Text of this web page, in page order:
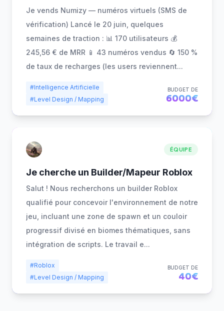
Je vends Numizy — numéros virtuels (SMS de
vérification) Lancé le 20 juin, quelques
semaines de traction : 📊 170 utilisateurs 💰
245,56 € de MRR 📱 43 numéros vendus 🔄 150 %
de taux de recharges (les users reviennent...
#Intelligence Artificielle
#Level Design / Mapping
BUDGET DE
6000€
ÉQUIPE
Je cherche un Builder/Mapeur Roblox
Salut ! Nous recherchons un builder Roblox
qualifié pour concevoir l'environnement de notre
jeu, incluant une zone de spawn et un couloir
progressif divisé en biomes thématiques, sans
intégration de scripts. Le travail e...
#Roblox
#Level Design / Mapping
BUDGET DE
40€